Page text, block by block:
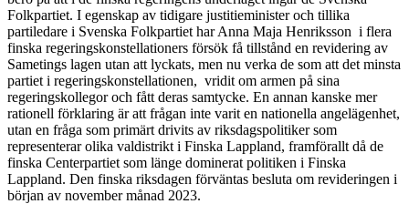
Folkpartiet. I egenskap av tidigare justitieminister och tillika
partiledare i Svenska Folkpartiet har Anna Maja Henriksson i flera
finska regeringskonstellationers försök få tillstånd en revidering av
Sametings lagen utan att lyckats, men nu verka de som att det minsta
partiet i regeringskonstellationen, vridit om armen på sina
regeringskollegor och fått deras samtycke. En annan kanske mer
rationell förklaring är att frågan inte varit en nationella angelägenhet,
utan en fråga som primärt drivits av riksdagspolitiker som
representerar olika valdistrikt i Finska Lappland, framförallt då de
finska Centerpartiet som länge dominerat politiken i Finska
Lappland. Den finska riksdagen förväntas besluta om revideringen i
början av november månad 2023.